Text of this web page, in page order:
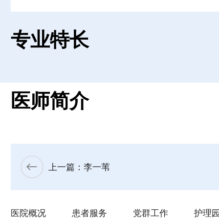
专业特长
医师简介
上一篇：李一苇
医院概况 患者服务 党群工作 护理